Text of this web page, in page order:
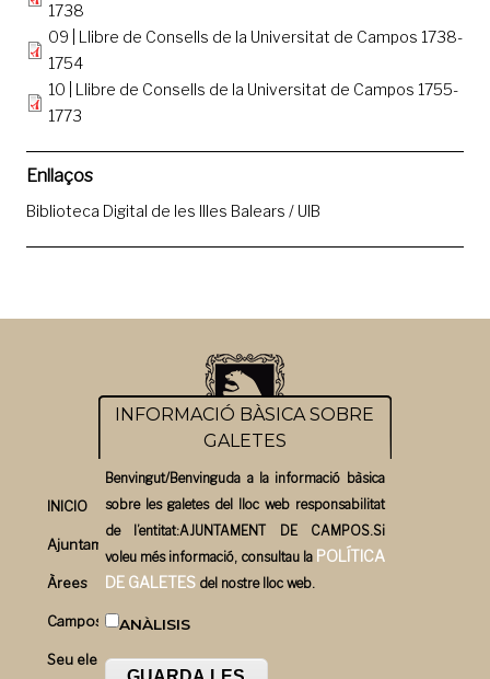
1738
09 | Llibre de Consells de la Universitat de Campos 1738-
1754
10 | Llibre de Consells de la Universitat de Campos 1755-
1773
Enllaços
Biblioteca Digital de les Illes Balears / UIB
INICIO
Ajuntament
Àrees
Campos un bon pla
Seu electrònica
INFORMACIÓ BÀSICA SOBRE
GALETES
Benvingut/Benvinguda a la informació bàsica
sobre les galetes del lloc web responsabilitat
de l’entitat:AJUNTAMENT DE CAMPOS.Si
voleu més informació, consultau la POLÍTICA
DE GALETES del nostre lloc web.
ANÀLISIS